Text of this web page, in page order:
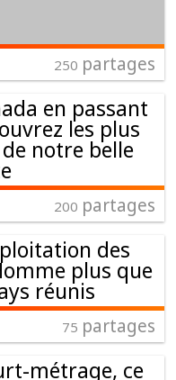
250 partages
en passant
les plus
notre belle
200 partages
des
plus que
réunis
75 partages
métrage, ce